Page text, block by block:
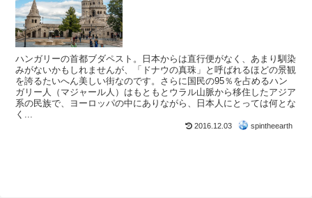
ハンガリーの首都ブダペスト。日本からは直行便がなく、あまり馴染
みがないかもしれませんが、「ドナウの真珠」と呼ばれるほどの景観
を誇るたいへん美しい街なのです。さらに国民の95％を占めるハン
ガリー人（マジャール人）はもともとウラル山脈から移住したアジア
系の民族で、ヨーロッパの中にありながら、日本人にとっては何とな
く...
2016.12.03 spintheearth